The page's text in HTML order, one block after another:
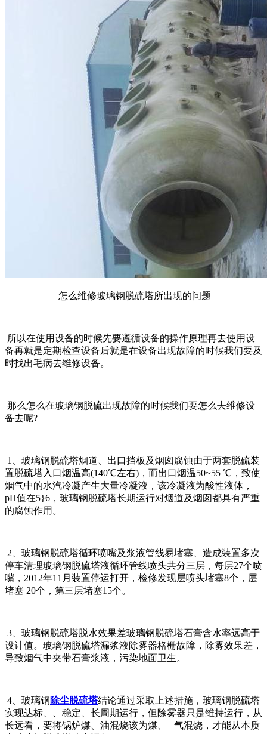
怎么维修玻璃钢脱硫塔所出现的问题
所以在使用设备的时候先要遵循设备的操作原理再去使用设
备再就是定期检查设备后就是在设备出现故障的时候我们要及
时找出毛病去维修设备。
那么怎么在玻璃钢脱硫出现故障的时候我们要怎么去维修设
备去呢?
1、玻璃钢脱硫塔烟道、出口挡板及烟囱腐蚀由于两套脱硫装
置脱硫塔入口烟温高(140℃左右)，而出口烟温50~55 ℃，致使
烟气中的水汽冷凝产生大量冷凝液，该冷凝液为酸性液体，
pH值在5}6，玻璃钢脱硫塔长期运行对烟道及烟囱都具有严重
的腐蚀作用。
2、玻璃钢脱硫塔循环喷嘴及浆液管线易堵塞、造成装置多次
停车清理玻璃钢脱硫塔液循环管线喷头共分三层，每层27个喷
嘴，2012年11月装置停运打开，检修发现层喷头堵塞8个， 层
堵塞 20个，第三层堵塞15个。
3、玻璃钢脱硫塔脱水效果差玻璃钢脱硫塔石膏含水率远高于
设计值。玻璃钢脱硫塔漏浆液除雾器格栅故障，除雾效果差，
导致烟气中夹带石膏浆液，污染地面卫生。
4、玻璃钢除尘脱硫塔结论通过采取上述措施，玻璃钢脱硫塔
实现达标、
、稳定、长周期运行，但除雾器只是维持运行，从
长远看，要将锅炉煤、油混烧该为煤、 气混烧，才能从本质